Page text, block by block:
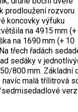
prodloužení rozvoru
koncovky výfuku
na 4915 mm (+
na 1690 mm (+ 10
třech řadách
sedáky v
800 mm. Základní
malá třílitrová